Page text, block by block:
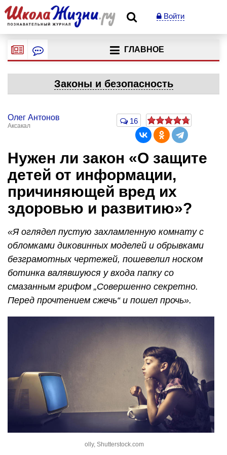
Войти
ГЛАВНОЕ
Законы и безопасность
Олег Антонов
Аксакал
16
Нужен ли закон «О защите
детей от информации,
причиняющей вред их
здоровью и развитию»?
«Я оглядел пустую захламленную комнату с
обломками диковинных моделей и обрывками
безграмотных чертежей, пошевелил носком
ботинка валявшуюся у входа папку со
смазанным грифом „Совершенно секретно.
Перед прочтением сжечь“ и пошел прочь».
olly, Shutterstock.com